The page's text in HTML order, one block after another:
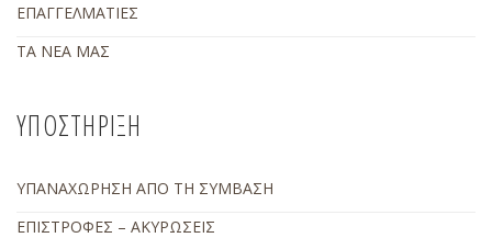
ΕΠΑΓΓΕΛΜΑΤΙΕΣ
ΤΑ ΝΕΑ ΜΑΣ
ΥΠΟΣΤΗΡΙΞΗ
ΥΠΑΝΑΧΩΡΗΣΗ ΑΠΟ ΤΗ ΣΥΜΒΑΣΗ
ΕΠΙΣΤΡΟΦΕΣ – ΑΚΥΡΩΣΕΙΣ